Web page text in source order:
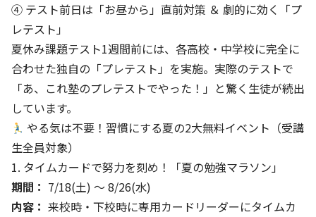
④ テスト前日は「お昼から」直前対策 ＆ 劇的に効く「プ
レテスト」
夏休み課題テスト1週間前には、各高校・中学校に完全に
合わせた独自の「プレテスト」を実施。実際のテストで
「あ、これ塾のプレテストでやった！」と驚く生徒が続出
しています。
やる気は不要！習慣にする夏の2大無料イベント（受講
生全員対象）
1. タイムカードで努力を刻め！「夏の勉強マラソン」
期間： 7/18(土) 〜 8/26(水)
内容： 来校時・下校時に専用カードリーダーにタイムカ